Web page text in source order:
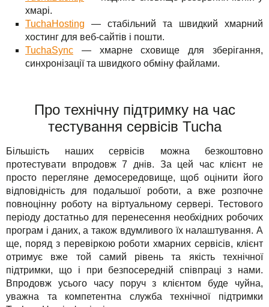
хмарі.
TuchaHosting — стабільний та швидкий хмарний
хостинг для веб-сайтів і пошти.
TuchaSync — хмарне сховище для зберігання,
синхронізації та швидкого обміну файлами.
Про технічну підтримку на час
тестування сервісів Tucha
Більшість наших сервісів можна безкоштовно
протестувати впродовж 7 днів. За цей час клієнт не
просто перегляне демосередовище, щоб оцінити його
відповідність для подальшої роботи, а вже розпочне
повноцінну роботу на віртуальному сервері. Тестового
періоду достатньо для перенесення необхідних робочих
програм і даних, а також вдумливого їх налаштування. А
ще, поряд з перевіркою роботи хмарних сервісів, клієнт
отримує вже той самий рівень та якість технічної
підтримки, що і при безпосередній співпраці з нами.
Впродовж усього часу поруч з клієнтом буде чуйна,
уважна та компетентна служба технічної підтримки